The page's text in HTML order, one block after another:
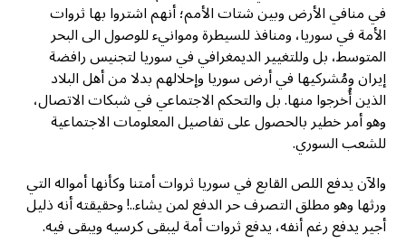
في منافي الأرض وبين شتات الأمم؛ أنهم اشتروا بها ثروات
الأمة في سوريا، ومنافذ للسيطرة وموانيء للوصول الى البحر
المتوسط، بل وللتغيير الديمغرافي في سوريا لتجنيس رافضة
إيران ومُشركيها في أرض سوريا وإحلالهم بدلا من أهل البلاد
الذين أُخرجوا منها. بل والتحكم الاجتماعي في شبكات الاتصال،
وهو أمر خطير بالحصول على تفاصيل المعلومات الاجتماعية
للشعب السوري.
والآن يدفع اللص القابع في سوريا ثروات أمتنا وكأنها أمواله التي
ورثها وهو مطلق التصرف حر الدفع لمن يشاء..! وحقيقته أنه ذليل
أجير يدفع رغم أنفه، يدفع ثروات أمة ليبقى كرسيه ويبقى فيه.